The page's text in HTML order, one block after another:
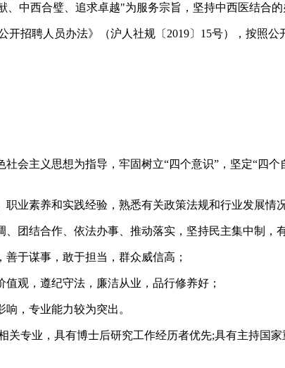
中西合璧、追求卓越"为服务宗旨，坚持中西医结合的
聘人员办法》（沪人社规〔2019〕15号），按照公
主义思想为指导，牢固树立“四个意识”，坚定“四个
素养和实践经验，熟悉有关政策法规和行业发展情
结合作、依法办事、推动落实，坚持民主集中制，
于谋事，敢于担当，群众威信高；
观，遵纪守法，廉洁从业，品行修养好；
，专业能力较为突出。
业，具有博士后研究工作经历者优先;具有主持国家